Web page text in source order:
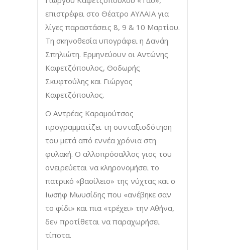
επιστρέφει στο Θέατρο ΑΥΛΑΙΑ για
λίγες παραστάσεις 8, 9 & 10 Μαρτίου.
Τη σκηνοθεσία υπογράφει η Δανάη
Σπηλιώτη. Ερμηνεύουν οι Αντώνης
Καφετζόπουλος, Θοδωρής
Σκυφτούλης και Γιώργος
Καφετζόπουλος.
Ο Αντρέας Καραμούτσος
προγραμματίζει τη συνταξιοδότηση
του μετά από εννέα χρόνια στη
φυλακή. Ο αλλοπρόσαλλος γιος του
ονειρεύεται να κληρονομήσει το
πατρικό «βασίλειο» της νύχτας και ο
Ιωσήφ Μωυσίδης που «ανέβηκε σαν
το φίδι» και πια «τρέχει» την Αθήνα,
δεν προτίθεται να παραχωρήσει
τίποτα.